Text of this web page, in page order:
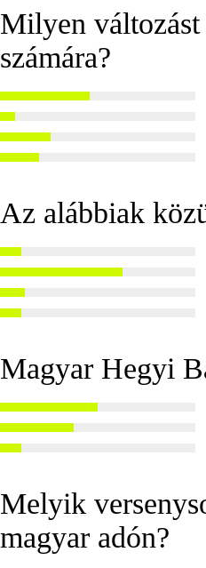
Milyen változást
számára?
Az alábbiak
Magyar Hegyi
Melyik
magyar adón?